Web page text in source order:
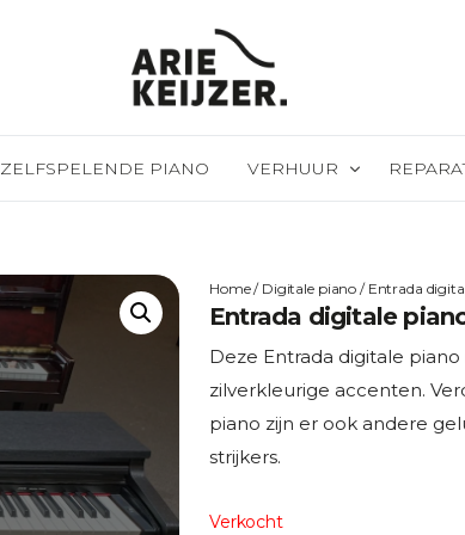
ZELFSPELENDE PIANO VERHUUR
Huren met recht van
PTD
Piano/
Home/ Digitale piano / Entrada
Entrada digitale
Deze Entrada digitale
zilverkleurige accenten.
piano zijn er ook andere
strijkers.
Verkocht